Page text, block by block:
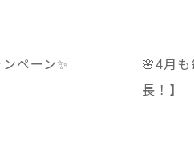
ペーン✨
🌸4月
長！】